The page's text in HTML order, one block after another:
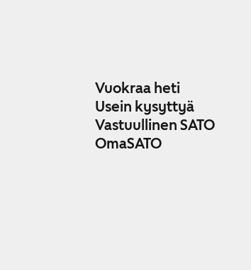
Vuokraa heti
Usein kysyttyä
Vastuullinen SATO
OmaSATO